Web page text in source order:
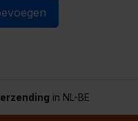
in NL-BE